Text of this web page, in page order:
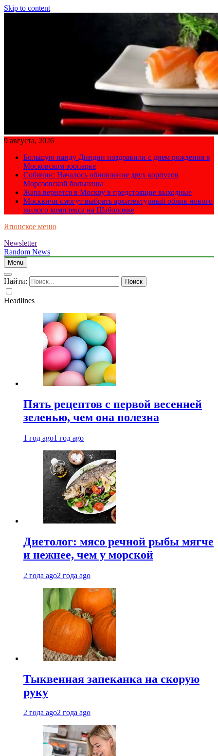
Skip to content
9 августа, 2026
Большую панду Диндин поздравили с днем рождения в
Московском зоопарке
Собянин: Началось обновление двух корпусов
Морозовской больницы
Жара вернется в Москву в предстоящие выходные
Москвичи смогут выбрать архитектурный облик нового
жилого комплекса на Шаболовке
Японское меню
Newsletter
Random News
Menu
Найти:
Headlines
Пять рецептов с первой весенней
зеленью, чем она полезна
1 год ago1 год ago
Диетолог: мясо речной рыбы мягче
и нежнее, чем у морской
2 года ago2 года ago
Тыквенная запеканка на скорую
руку
2 года ago2 года ago